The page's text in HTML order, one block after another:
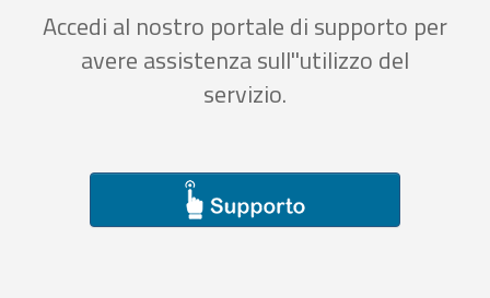
Accedi al nostro portale di supporto per
avere assistenza sull''utilizzo del
servizio.